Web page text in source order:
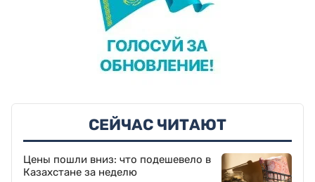
СЕЙЧАС ЧИТАЮТ
Цены пошли вниз: что подешевело в
Казахстане за неделю